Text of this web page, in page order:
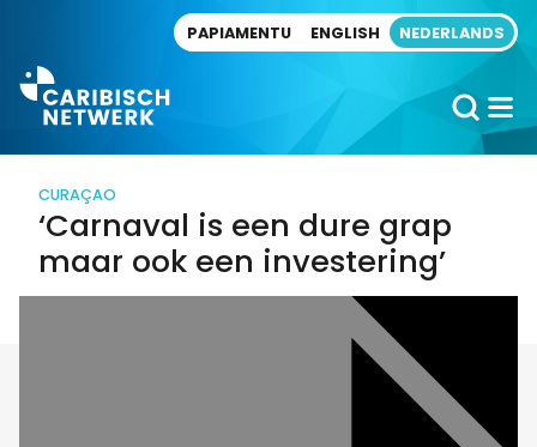
PAPIAMENTU ENGLISH NEDERLANDS
CURAÇAO
‘Carnaval is een dure grap
maar ook een investering’